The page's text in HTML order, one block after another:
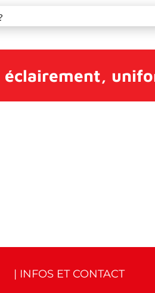
éclairement,
| INFOS ET CONTACT